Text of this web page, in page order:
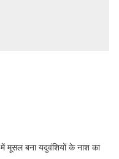
मूसल बना यदुवंशियों के नाश का